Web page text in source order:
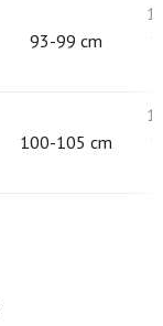
93-99 cm
100-105 cm